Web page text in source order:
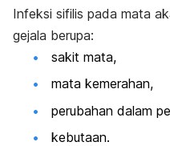
Infeksi sifilis pada mata
gejala berupa:
sakit mata,
mata kemerahan,
perubahan dalam
kebutaan.